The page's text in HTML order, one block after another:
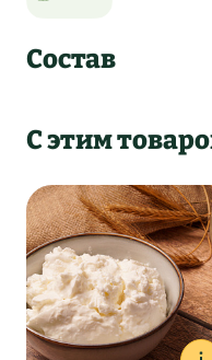
Состав
С этим